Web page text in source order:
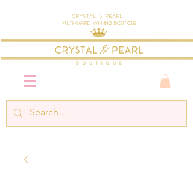
Crystal & Pearl
Multi-Award Winning Boutique